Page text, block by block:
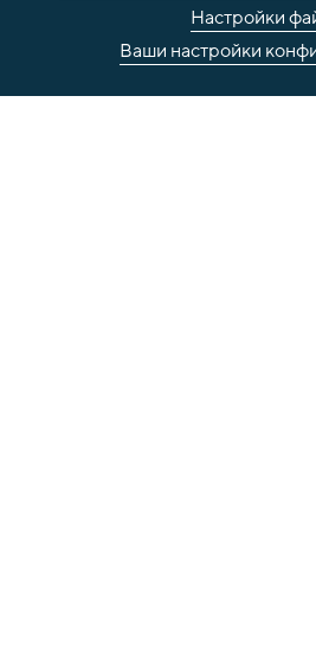
Настройки
Ваши настройки